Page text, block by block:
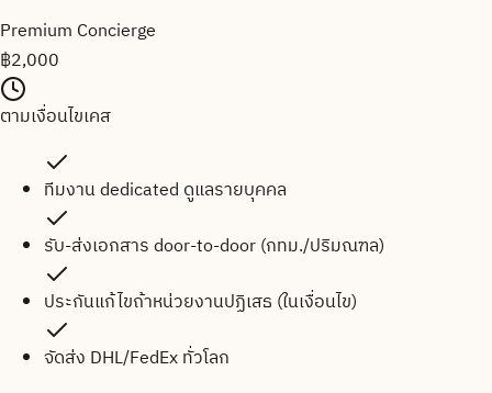
Premium Concierge
฿2,000
ตามเงื่อนไขเคส
ทีมงาน dedicated ดูแลรายบุคคล
รับ-ส่งเอกสาร door-to-door (กทม./ปริมณฑล)
ประกันแก้ไขถ้าหน่วยงานปฏิเสธ (ในเงื่อนไข)
จัดส่ง DHL/FedEx ทั่วโลก